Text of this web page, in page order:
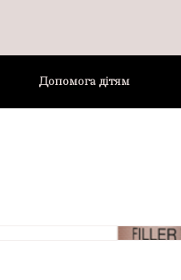
Допомога дітям